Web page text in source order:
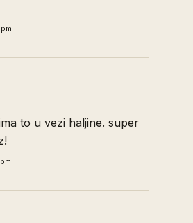
to u vezi haljine. super